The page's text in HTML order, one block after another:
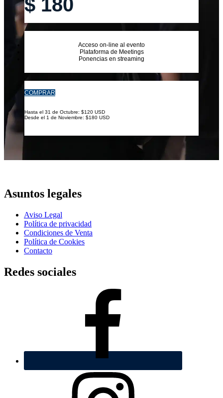
$ 180
Acceso on-line al evento
Plataforma de Meetings
Ponencias en streaming
COMPRAR
Hasta el 31 de Octubre: $120 USD
Desde el 1 de Noviembre: $180 USD
Asuntos legales
Aviso Legal
Política de privacidad
Condiciones de Venta
Polí­tica de Cookies
Contacto
Redes sociales